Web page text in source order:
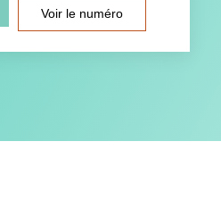
Voir le numéro